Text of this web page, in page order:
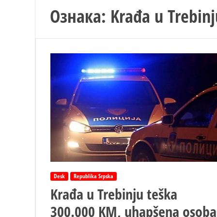
Ознака: Krađa u
Desk Republika Srpska
Krađa u Trebinju teška
300.000 KM, uhapšena osoba